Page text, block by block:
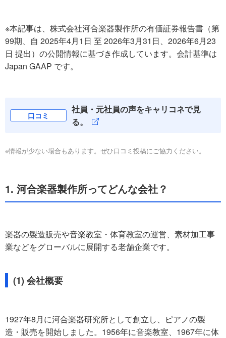
※本記事は、株式会社河合楽器製作所の有価証券報告書（第
99期、自 2025年4月1日 至 2026年3月31日、2026年6月23
日 提出）の公開情報に基づき作成しています。会計基準は
Japan GAAP です。
口コミ
社員・元社員の声をキャリコネで見
る。
※情報が少ない場合もあります。ぜひ口コミ投稿にご協力ください。
1. 河合楽器製作所ってどんな会社？
楽器の製造販売や音楽教室・体育教室の運営、素材加工事
業などをグローバルに展開する老舗企業です。
(1) 会社概要
1927年8月に河合楽器研究所として創立し、ピアノの製
造・販売を開始しました。1956年に音楽教室、1967年に体